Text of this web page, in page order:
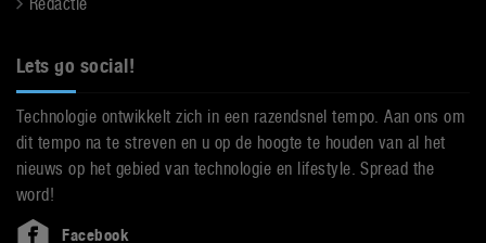
Lets go social!
Technologie ontwikkelt zich in een razendsnel tempo. Aan ons om
dit tempo na te streven en u op de hoogte te houden van al het
nieuws op het gebied van technologie en lifestyle. Spread the
word!
Facebook